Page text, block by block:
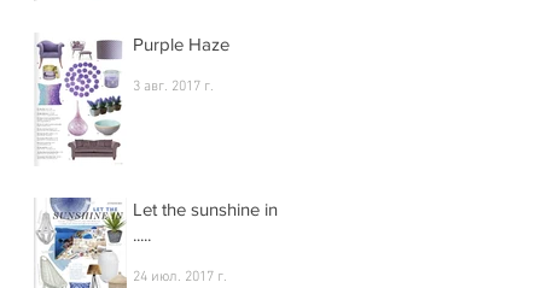
Purple Haze
3 авг. 2017 г.
Let the sunshine in
.....
24 июл. 2017 г.